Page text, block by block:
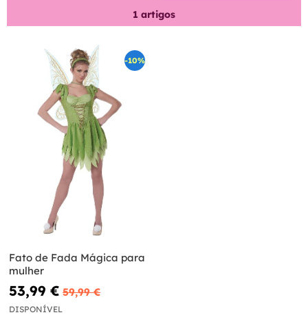
1 artigos
-10%
Fato de Fada Mágica para
mulher
53,99 € 59,99 €
DISPONÍVEL